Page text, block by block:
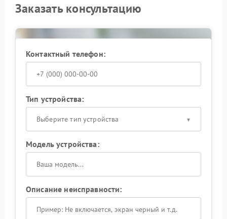
Заказать консультацию
Контактный телефон:
Тип устройства:
Выберите тип устройства
Модель устройства:
Описание неисправности: